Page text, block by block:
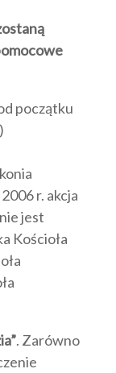
początku
r. akcja
jest
Kościoła
. Zarówno